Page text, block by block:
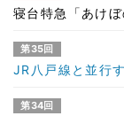
寝台特急「あけ
第35回
JR八戸線と並行
第34回